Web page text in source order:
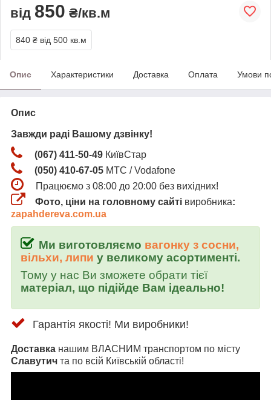
від 850 ₴/кв.м
840 ₴ від 500 кв.м
Опис Характеристики Доставка Оплата Умови
Опис
Завжди раді Вашому дзвінку!
(067) 411-50-49 КиївСтар
(050) 410-67-05 МТС / Vodafone
Працюємо з 08:00 до 20:00 без вихідних!
Фото, ціни на головному сайті виробника:
zapahdereva.com.ua
Ми виготовляємо вагонку з сосни,
вільхи, липи у великому асортименті.
Тому у нас Ви зможете обрати тієї
матеріал, що підійде Вам ідеально!
Гарантія якості! Ми виробники!
Доставка нашим ВЛАСНИМ транспортом по місту
Славутич та по всій Київській області!